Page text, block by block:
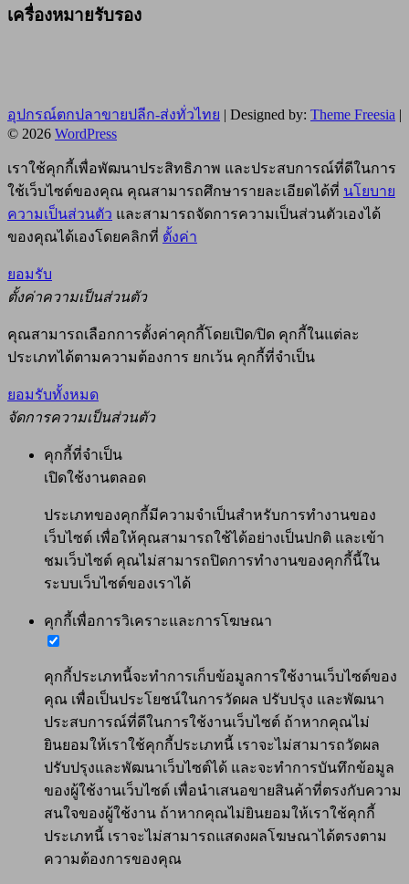
เครื่องหมายรับรอง
อุปกรณ์ตกปลาขายปลีก-ส่งทั่วไทย | Designed by: Theme Freesia |
© 2026 WordPress
เราใช้คุกกี้เพื่อพัฒนาประสิทธิภาพ และประสบการณ์ที่ดีในการ
ใช้เว็บไซต์ของคุณ คุณสามารถศึกษารายละเอียดได้ที่ นโยบาย
ความเป็นส่วนตัว และสามารถจัดการความเป็นส่วนตัวเองได้
ของคุณได้เองโดยคลิกที่ ตั้งค่า
ยอมรับ
ตั้งค่าความเป็นส่วนตัว
คุณสามารถเลือกการตั้งค่าคุกกี้โดยเปิด/ปิด คุกกี้ในแต่ละ
ประเภทได้ตามความต้องการ ยกเว้น คุกกี้ที่จำเป็น
ยอมรับทั้งหมด
จัดการความเป็นส่วนตัว
คุกกี้ที่จำเป็น
เปิดใช้งานตลอด
ประเภทของคุกกี้มีความจำเป็นสำหรับการทำงานของ
เว็บไซต์ เพื่อให้คุณสามารถใช้ได้อย่างเป็นปกติ และเข้า
ชมเว็บไซต์ คุณไม่สามารถปิดการทำงานของคุกกี้นี้ใน
ระบบเว็บไซต์ของเราได้
คุกกี้เพื่อการวิเคราะและการโฆษณา
คุกกี้ประเภทนี้จะทำการเก็บข้อมูลการใช้งานเว็บไซต์ของ
คุณ เพื่อเป็นประโยชน์ในการวัดผล ปรับปรุง และพัฒนา
ประสบการณ์ที่ดีในการใช้งานเว็บไซต์ ถ้าหากคุณไม่
ยินยอมให้เราใช้คุกกี้ประเภทนี้ เราจะไม่สามารถวัดผล
ปรับปรุงและพัฒนาเว็บไซต์ได้ และจะทำการบันทึกข้อมูล
ของผู้ใช้งานเว็บไซต์ เพื่อนำเสนอขายสินค้าที่ตรงกับความ
สนใจของผู้ใช้งาน ถ้าหากคุณไม่ยินยอมให้เราใช้คุกกี้
ประเภทนี้ เราจะไม่สามารถแสดงผลโฆษณาได้ตรงตาม
ความต้องการของคุณ